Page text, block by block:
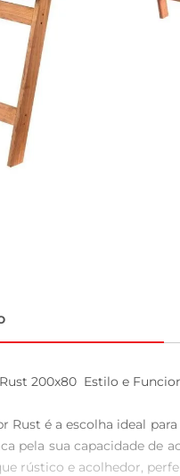
200x80  Estilo e
Rust é a escolha ideal
pela sua capacidade
rústico e acolhedor,